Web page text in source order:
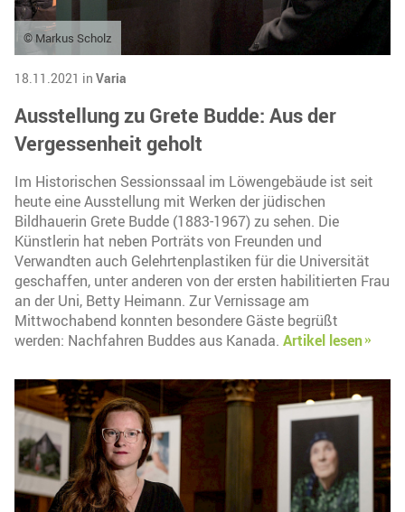
© Markus Scholz
18.11.2021 in Varia
Ausstellung zu Grete Budde: Aus der
Vergessenheit geholt
Im Historischen Sessionssaal im Löwengebäude ist seit
heute eine Ausstellung mit Werken der jüdischen
Bildhauerin Grete Budde (1883-1967) zu sehen. Die
Künstlerin hat neben Porträts von Freunden und
Verwandten auch Gelehrtenplastiken für die Universität
geschaffen, unter anderen von der ersten habilitierten Frau
an der Uni, Betty Heimann. Zur Vernissage am
Mittwochabend konnten besondere Gäste begrüßt
werden: Nachfahren Buddes aus Kanada. Artikel lesen